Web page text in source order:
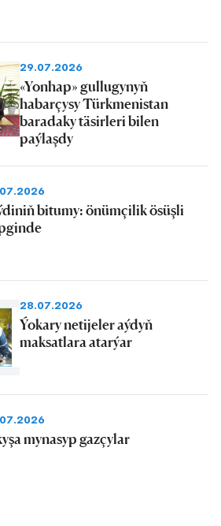
29.07.2026
«Yonhap» gullugynyň
habarçysy Türkmenistan
baradaky täsirleri bilen
paýlaşdy
bitumy: önümçilik ösüşli
28.07.2026
Ýokary netijeler aýdyň
maksatlara atarýar
mynasyp gazçylar